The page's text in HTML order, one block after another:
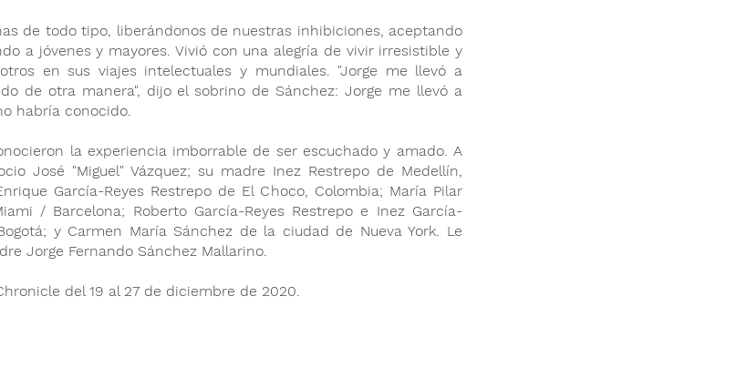
de todo tipo, liberándonos de nuestras inhibiciones, aceptando
a jóvenes y mayores. Vivió con una alegría de vivir irresistible y
en sus viajes intelectuales y mundiales. "Jorge me llevó a
de otra manera", dijo el sobrino de Sánchez: Jorge me llevó a
habría conocido.
la experiencia imborrable de ser escuchado y amado. A
José "Miguel" Vázquez; su madre Inez Restrepo de Medellín,
García-Reyes Restrepo de El Choco, Colombia; María Pilar
/ Barcelona; Roberto García-Reyes Restrepo e Inez García-
y Carmen María Sánchez de la ciudad de Nueva York. Le
Jorge Fernando Sánchez Mallarino.
del 19 al 27 de diciembre de 2020.